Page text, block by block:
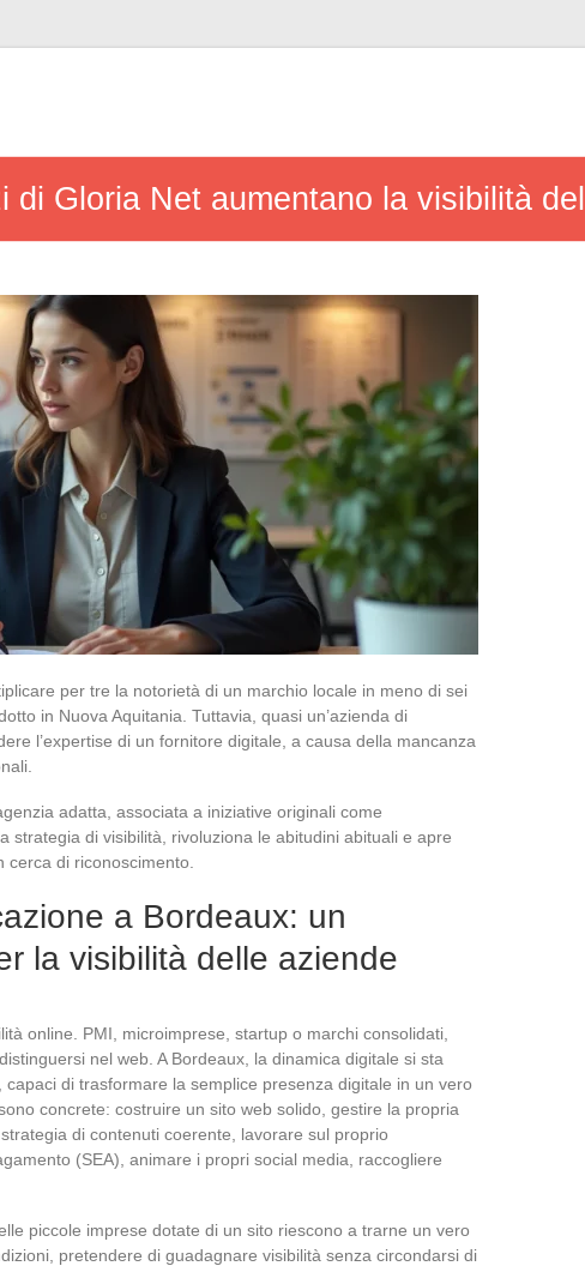
di Gloria Net aumentano la visibilità
per tre la notorietà di un marchio locale in meno di sei
in Nuova Aquitania. Tuttavia, quasi un’azienda di
l’expertise di un fornitore digitale, a causa della mancanza
adatta, associata a iniziative originali come
strategia di visibilità, rivoluziona le abitudini abituali e apre
di riconoscimento.
a Bordeaux: un
la visibilità delle aziende
online. PMI, microimprese, startup o marchi consolidati,
nel web. A Bordeaux, la dinamica digitale si sta
di trasformare la semplice presenza digitale in un vero
concrete: costruire un sito web solido, gestire la propria
di contenuti coerente, lavorare sul proprio
(SEA), animare i propri social media, raccogliere
piccole imprese dotate di un sito riescono a trarne un vero
pretendere di guadagnare visibilità senza circondarsi di